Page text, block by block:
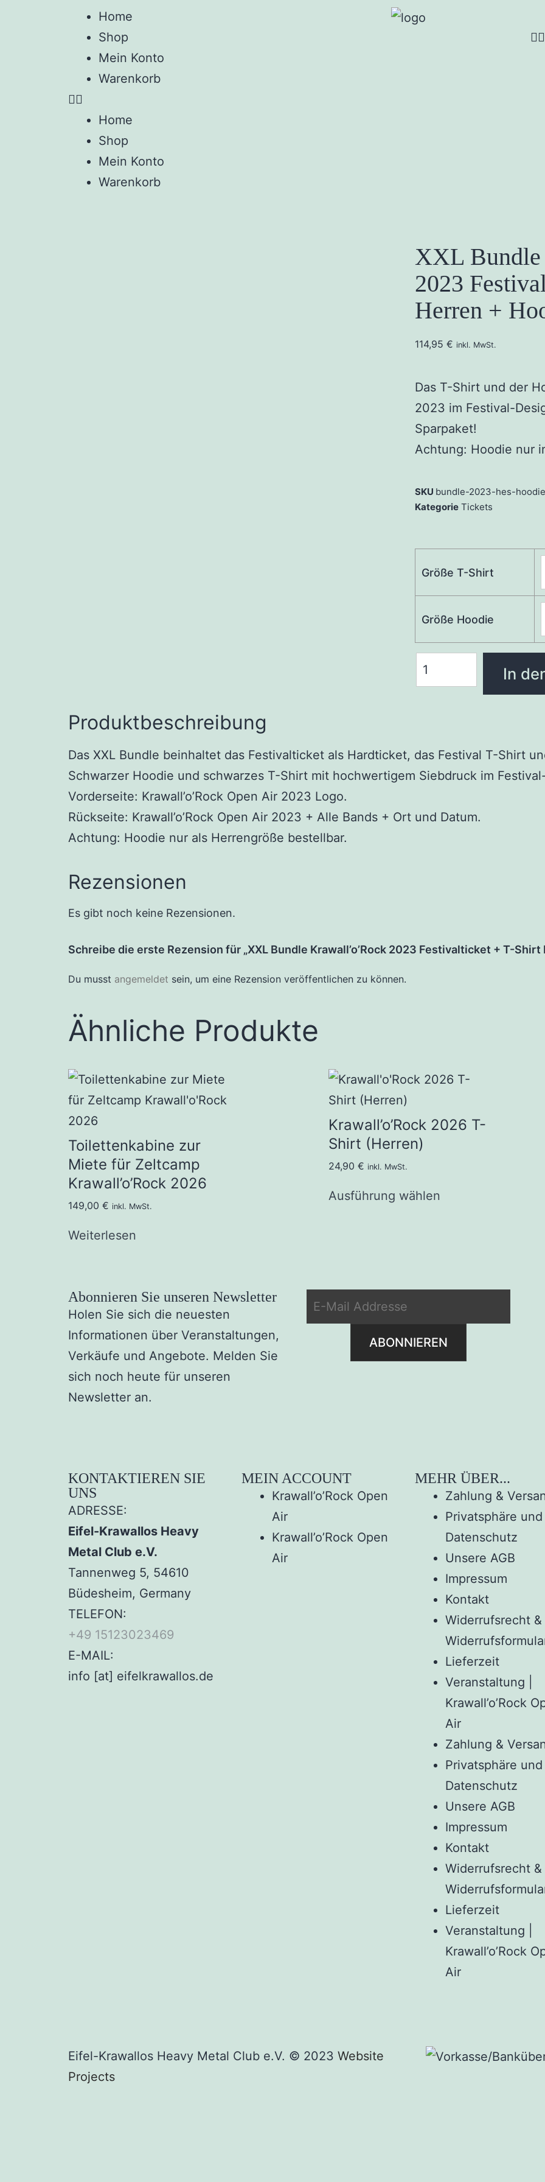
Home
Shop
Mein Konto
Warenkorb
Home
Shop
Mein Konto
Warenkorb
XXL Bundle
2023
Herren +
114,95 € inkl. MwSt.
Das T-Shirt und der
2023 im Festival-
Sparpaket!
Achtung: Hoodie nur
SKU bundle-2023-hes-
Kategorie Tickets
Größe T-Shirt
Größe Hoodie
In
Produktbeschreibung
Das XXL Bundle beinhaltet das Festivalticket als Hardticket, das Festival T-Shirt
Schwarzer Hoodie und schwarzes T-Shirt mit hochwertigem Siebdruck im
Vorderseite: Krawall’o’Rock Open Air 2023 Logo.
Rückseite: Krawall’o’Rock Open Air 2023 + Alle Bands + Ort und Datum.
Achtung: Hoodie nur als Herrengröße bestellbar.
Rezensionen
Es gibt noch keine Rezensionen.
Schreibe die erste Rezension für „XXL Bundle Krawall’o’Rock 2023 Festivalticket + T-Shirt
Du musst angemeldet sein, um eine Rezension veröffentlichen zu können.
Ähnliche Produkte
Toilettenkabine zur
Miete für Zeltcamp
Krawall’o’Rock 2026
149,00 € inkl. MwSt.
Weiterlesen
Krawall’o’Rock 2026 T-
Shirt (Herren)
24,90 € inkl. MwSt.
Ausführung wählen
Abonnieren Sie unseren Newsletter
Holen Sie sich die neuesten
Informationen über Veranstaltungen,
Verkäufe und Angebote. Melden Sie
sich noch heute für unseren
Newsletter an.
KONTAKTIEREN SIE
UNS
ADRESSE:
Eifel-Krawallos Heavy
Metal Club e.V.
Tannenweg 5, 54610
Büdesheim, Germany
TELEFON:
+49 15123023469‬
E-MAIL:
info [at] eifelkrawallos.de
MEIN ACCOUNT
Krawall’o’Rock Open
Air
Krawall’o’Rock Open
Air
MEHR ÜBER...
Zahlung &
Privatsphäre und
Datenschutz
Unsere AGB
Impressum
Kontakt
Widerrufsrecht &
Lieferzeit
Veranstaltung |
Krawall’o’Rock
Air
Zahlung &
Privatsphäre und
Datenschutz
Unsere AGB
Impressum
Kontakt
Widerrufsrecht &
Lieferzeit
Veranstaltung |
Krawall’o’Rock
Air
Eifel-Krawallos Heavy Metal Club e.V. © 2023 Website
Projects